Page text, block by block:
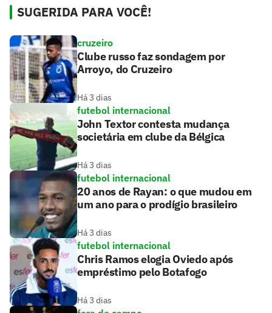
SUGERIDA PARA VOCÊ!
cruzeiro
Clube russo faz sondagem por
Arroyo, do Cruzeiro
Há 3 dias
futebol internacional
John Textor contesta mudança
societária em clube da Bélgica
Há 3 dias
futebol internacional
20 anos de Rayan: o que mudou em
um ano para o prodígio brasileiro
Há 3 dias
futebol internacional
Chris Ramos elogia Oviedo após
empréstimo pelo Botafogo
Há 3 dias